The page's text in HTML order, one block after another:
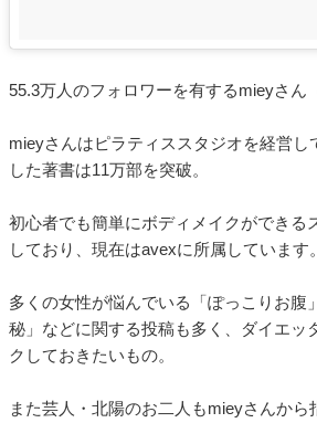
55.3万人のフォロワーを有するmieyさん
mieyさんはピラティススタジオを経営し
した著書は11万部を突破。
初心者でも簡単にボディメイクができる
しており、現在はavexに所属しています。
多くの女性が悩んでいる「ぽっこりお腹
秘」などに関する投稿も多く、ダイエッ
クしておきたいもの。
また芸人・北陽のお二人もmieyさんか